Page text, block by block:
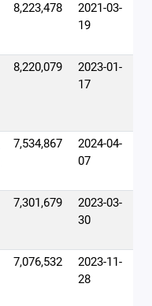
8,223,478
2021-03-
19
8,220,079
2023-01-
17
7,534,867
2024-04-
07
7,301,679
2023-03-
30
7,076,532
2023-11-
28